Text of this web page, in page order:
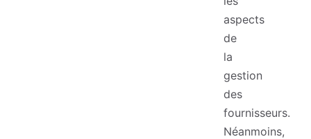
aspects
de
la
gestion
des
fournisseurs.
Néanmoins,